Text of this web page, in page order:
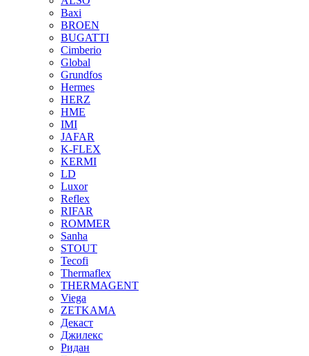
Baxi
BROEN
BUGATTI
Cimberio
Global
Grundfos
Hermes
HERZ
HME
IMI
JAFAR
K-FLEX
KERMI
LD
Luxor
Reflex
RIFAR
ROMMER
Sanha
STOUT
Tecofi
Thermaflex
THERMAGENT
Viega
ZETKAMA
Декаст
Джилекс
Ридан